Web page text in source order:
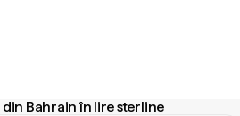
Bahrain în lire sterline